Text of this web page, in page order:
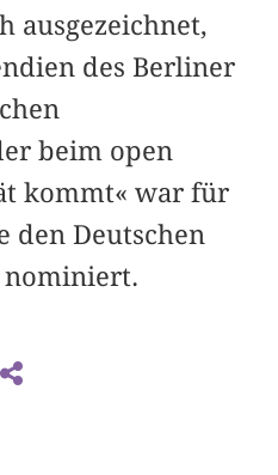
ausgezeichnet,
des Berliner
beim open
kommt« war für
den Deutschen